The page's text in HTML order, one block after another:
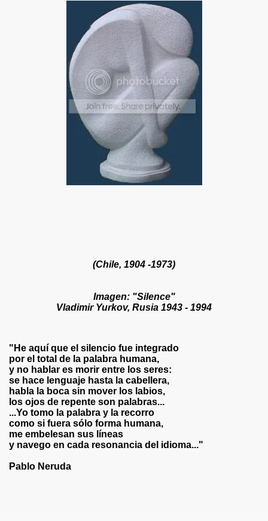
(Chile, 1904 -1973)
Imagen: "Silence"
Vladimir Yurkov, Rusia 1943 - 1994
"He aquí que el silencio fue integrado
por el total de la palabra humana,
y no hablar es morir entre los seres:
se hace lenguaje hasta la cabellera,
habla la boca sin mover los labios,
los ojos de repente son palabras...
...Yo tomo la palabra y la recorro
como si fuera sólo forma humana,
me embelesan sus líneas
y navego en cada resonancia del idioma..."
Pablo Neruda
ES EL DIRECTOR…Por Fanny Jem Wong
Puentes Hechos De Carnes Por Fanny Jem Wong
Baile! Por Fanny Jem Wong
Desnuda Por Fanny Jem Wong
Jem Wong
Wong